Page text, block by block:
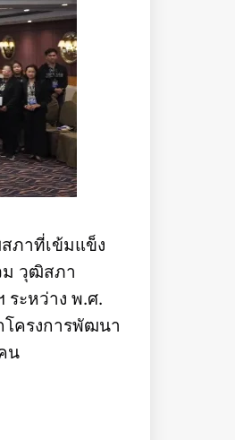
ภาที่เข้มแข็ง
ม วุฒิสภา
ระหว่าง พ.ศ.
ครงการพัฒนา
น